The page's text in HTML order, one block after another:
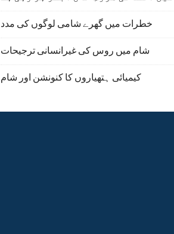
خطرات میں گھرے شامی لوگوں کی مدد
شام میں روس کی غیرانسانی ترجیحات
کیمیائی ہتھیاروں کا کنونشن اور شام